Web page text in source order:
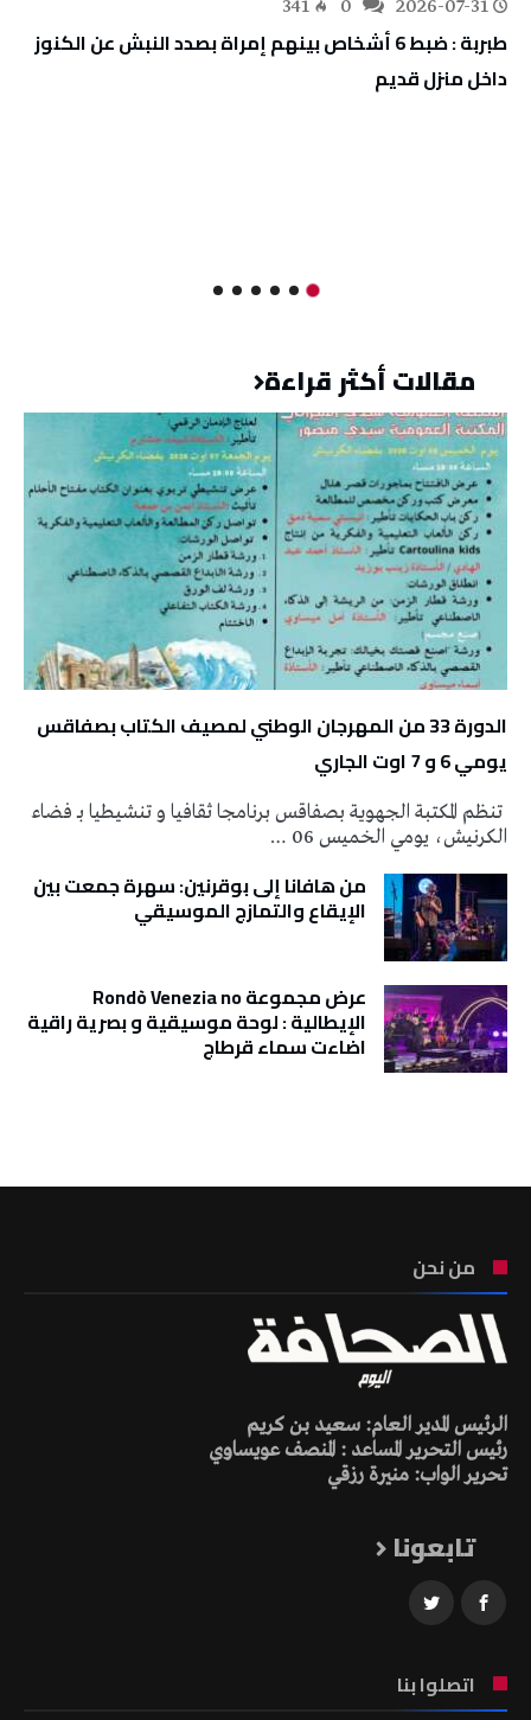
2026-07-31
341
طبربة : ضبط 6 أشخاص بينهم إمراة بصدد النبش عن الكنوز
داخل منزل قديم
مقالات أكثر قراءة
الدورة 33 من المهرجان الوطني لمصيف الكتاب بصفاقس
يومي 6 و 7 اوت الجاري
تنظم المكتبة الجهوية بصفاقس برنامجا ثقافيا و تنشيطيا بـ فضاء
الكرنيش، يومي الخميس 06 …
من هافانا إلى بوقرنين: سهرة جمعت بين
الإيقاع والتمازج الموسيقي
عرض مجموعة Rondò Venezia no
الإيطالية : لوحة موسيقية و بصرية راقية
اضاءت سماء قرطاج
من نحن
الرئيس المدير العام: سعيد بن كريم
رئيس التحرير المساعد : المنصف عويساوي
تحرير الواب: منيرة رزقي
تابعونا
اتصلوا بنا